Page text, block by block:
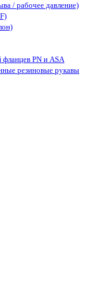
/ рабочее давление)
PN и ASA
резиновые рукавы